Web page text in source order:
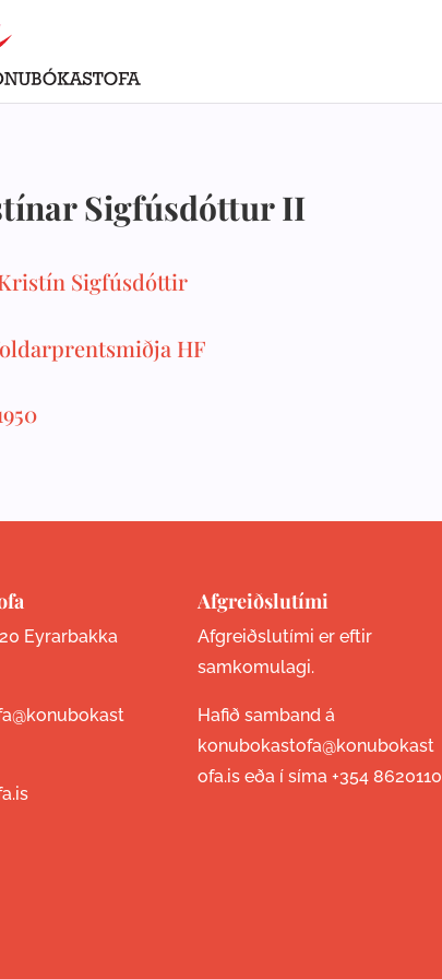
Sigfúsdóttur II
Sigfúsdóttir
HF
Eyrarbakka
Afgreiðslutími
Afgreiðslutími er eftir
samkomulagi.
Hafið samband á
konubokastofa@konubokast
ofa.is eða í síma +354 8620110